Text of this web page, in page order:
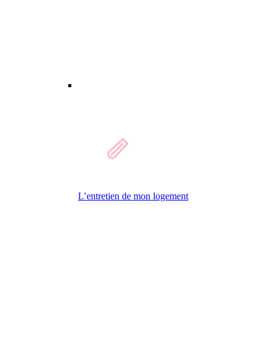
L’entretien de mon logement